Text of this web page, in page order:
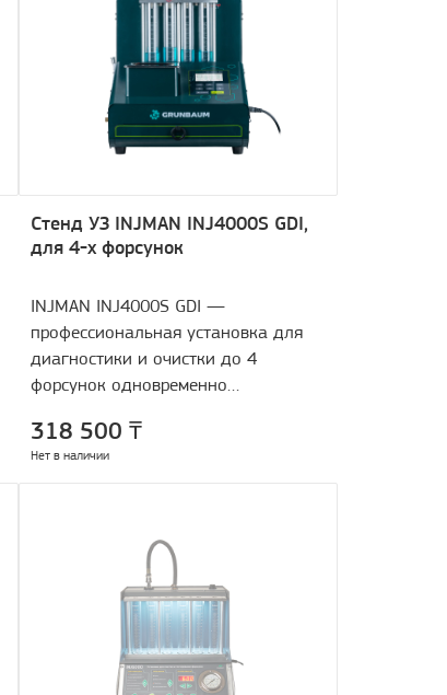
Стенд УЗ INJMAN INJ4000S GDI,
для 4-х форсунок
INJMAN INJ4000S GDI —
профессиональная установка для
диагностики и очистки до 4
форсунок одновременно
и TGDI. Оснащена тройной системой
проверки герметичности (визуально,
ультразвуковой ванной.
318 500 ₸
Нет в наличии